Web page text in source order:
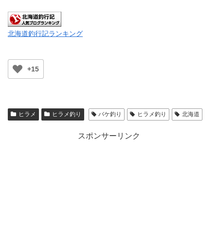
北海道釣行記ランキング
+15
ヒラメ ヒラメ釣り バケ釣り ヒラメ釣り 北海道
スポンサーリンク